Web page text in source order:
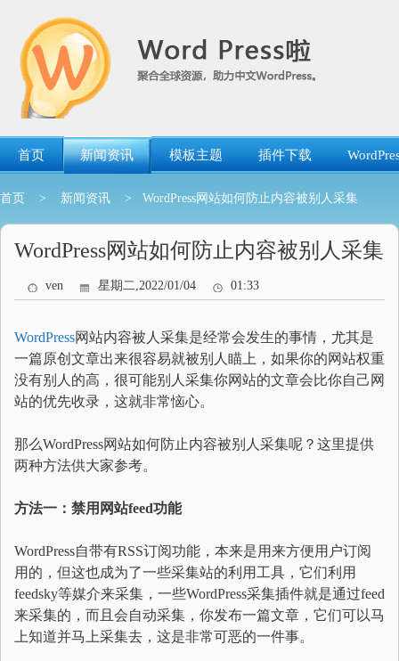
首页 新闻资讯 模板主题 插件下载
首页 > 新闻资讯 > WordPress网站如何防止内容被别人采集
WordPress网站如何防止内容被别人采集
ven 星期二,2022/01/04 01:33
WordPress网站内容被人采集是经常会发生的事情，尤其是
一篇原创文章出来很容易就被别人瞄上，如果你的网站权重
没有别人的高，很可能别人采集你网站的文章会比你自己网
站的优先收录，这就非常恼心。
那么WordPress网站如何防止内容被别人采集呢？这里提供
两种方法供大家参考。
方法一：禁用网站feed功能
WordPress自带有RSS订阅功能，本来是用来方便用户订阅
用的，但这也成为了一些采集站的利用工具，它们利用
feedsky等媒介来采集，一些WordPress采集插件就是通过feed
来采集的，而且会自动采集，你发布一篇文章，它们可以马
上知道并马上采集去，这是非常可恶的一件事。